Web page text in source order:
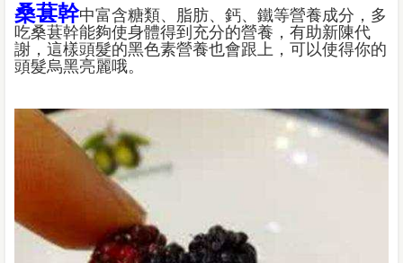
桑葚幹中富含糖類、脂肪、鈣、鐵等營養成分，多
吃桑葚幹能夠使身體得到充分的營養，有助新陳代
謝，這樣頭髮的黑色素營養也會跟上，可以使得你的
頭髮烏黑亮麗哦。